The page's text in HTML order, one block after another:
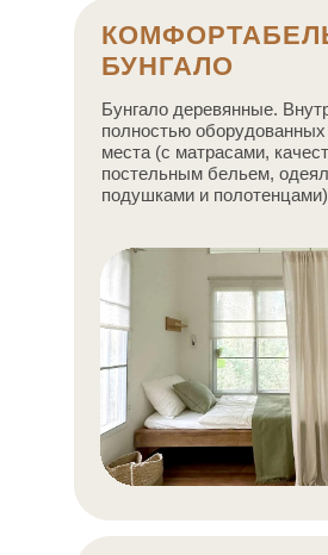
БУНГАЛО
Бунгало деревянные.
полностью
места (с матрасами,
постельным бельем,
подушками и